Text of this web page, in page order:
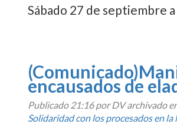
Sábado 27 de septiembre
encausados de
Publicado21:16por DV archivado
Solidaridad con los procesados en